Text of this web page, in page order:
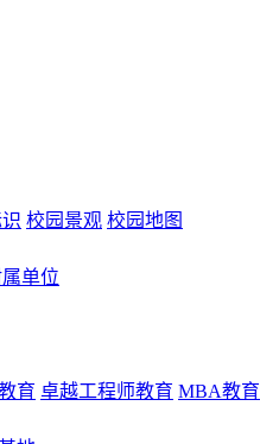
校园景观 校园地图
属单位
育 卓越工程师教育 MBA教育